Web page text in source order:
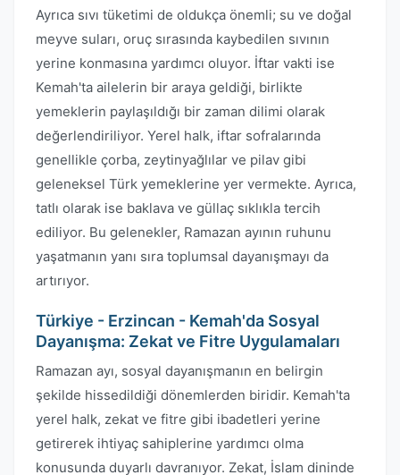
Ayrıca sıvı tüketimi de oldukça önemli; su ve doğal
meyve suları, oruç sırasında kaybedilen sıvının
yerine konmasına yardımcı oluyor. İftar vakti ise
Kemah'ta ailelerin bir araya geldiği, birlikte
yemeklerin paylaşıldığı bir zaman dilimi olarak
değerlendiriliyor. Yerel halk, iftar sofralarında
genellikle çorba, zeytinyağlılar ve pilav gibi
geleneksel Türk yemeklerine yer vermekte. Ayrıca,
tatlı olarak ise baklava ve güllaç sıklıkla tercih
ediliyor. Bu gelenekler, Ramazan ayının ruhunu
yaşatmanın yanı sıra toplumsal dayanışmayı da
artırıyor.
Türkiye - Erzincan - Kemah'da Sosyal
Dayanışma: Zekat ve Fitre Uygulamaları
Ramazan ayı, sosyal dayanışmanın en belirgin
şekilde hissedildiği dönemlerden biridir. Kemah'ta
yerel halk, zekat ve fitre gibi ibadetleri yerine
getirerek ihtiyaç sahiplerine yardımcı olma
konusunda duyarlı davranıyor. Zekat, İslam dininde